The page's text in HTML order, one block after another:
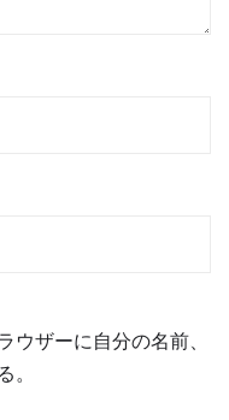
ザーに自分の名前、